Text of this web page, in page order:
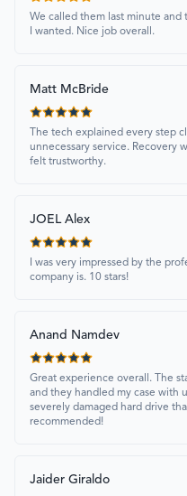
We called them last minute
I wanted. Nice job overall.
Matt McBride
The tech explained every step
unnecessary service. Recovery
felt trustworthy.
JOEL Alex
I was very impressed by the
company is. 10 stars!
Anand Namdev
Great experience overall. The
and they handled my case with
severely damaged hard drive
recommended!
Jaider Giraldo